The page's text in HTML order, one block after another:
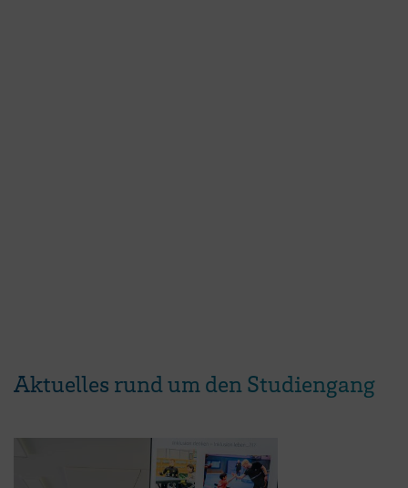
Aktuelles rund um den Studiengang